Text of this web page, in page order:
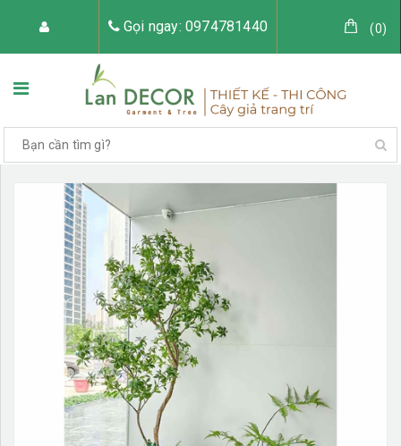
Gọi ngay: 0974781440 (0)
TRANG CHỦ VỀ LAN DECOR
CÂY GIẢ TRANG TRÍ TIỂU CẢNH CÂY GIẢ
TƯỜNG CÂY GIẢ KHĂN TRẢI BÀN